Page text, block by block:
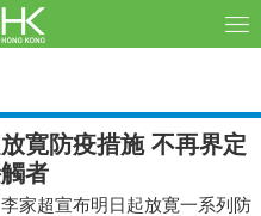
寛防疫措施 不再界定
者
家超宣布明日起放寛一系列防